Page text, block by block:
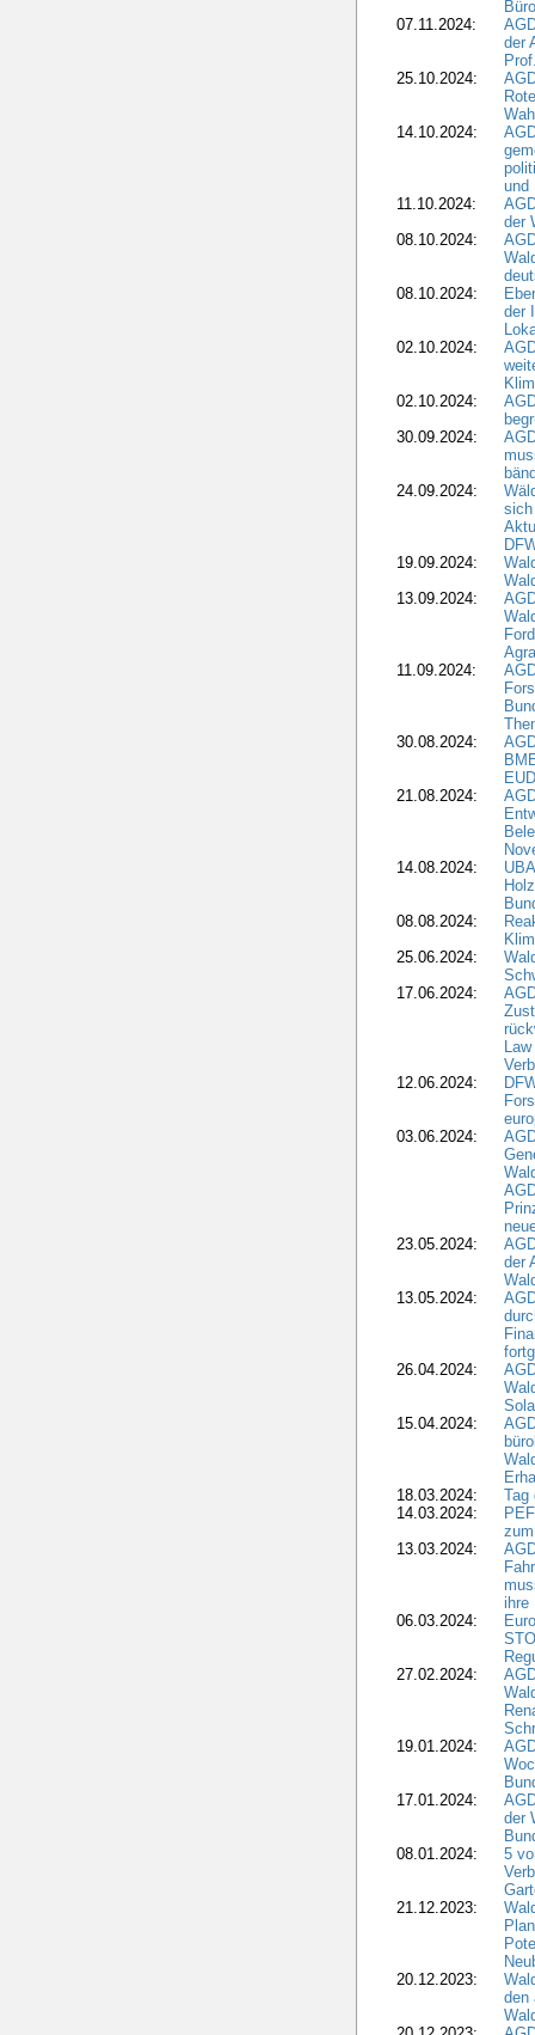
07.11.2024:
der
25.10.2024:
14.10.2024:
und
11.10.2024:
der
08.10.2024:
08.10.2024:
der
02.10.2024:
02.10.2024:
30.09.2024:
24.09.2024:
sich
19.09.2024:
13.09.2024:
11.09.2024:
30.08.2024:
21.08.2024:
14.08.2024:
08.08.2024:
25.06.2024:
17.06.2024:
12.06.2024:
03.06.2024:
23.05.2024:
der
13.05.2024:
26.04.2024:
15.04.2024:
18.03.2024:
Tag
14.03.2024:
13.03.2024:
ihre
06.03.2024:
27.02.2024:
19.01.2024:
17.01.2024:
der
08.01.2024:
5
21.12.2023:
20.12.2023:
den